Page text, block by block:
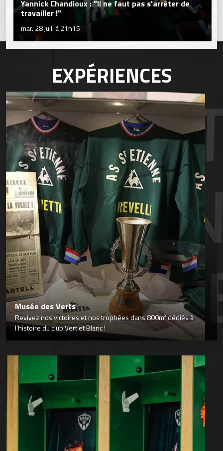
Yannick Chandioux : "Il ne faut pas s'arrêter de
travailler !"
mar. 28 juil. à 21h15
EXPÉRIENCES
Musée des Verts
Revivez nos victoires et nos trophées dans 800m² dédiés à
l’histoire du club Vert et Blanc !